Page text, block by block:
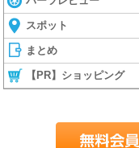
スポット
まとめ
【PR】ショッピング